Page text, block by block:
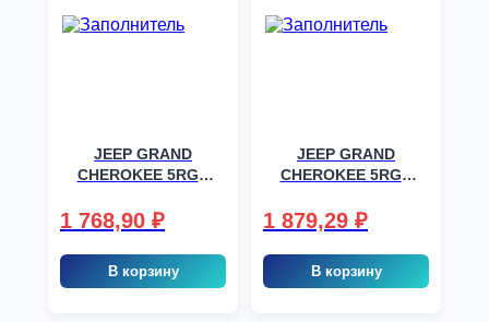
JEEP GRAND
CHEROKEE 5RGR
1 768,90 ₽
В корзину
JEEP GRAND
CHEROKEE 5RGR
1 879,29 ₽
В корзину